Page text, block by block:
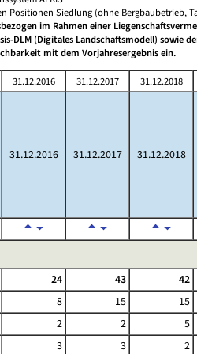
Positionen Siedlung (ohne Bergbaubetrieb,
im Rahmen einer
DLM (Digitales Landschaftsmodell)
mit dem Vorjahresergebnis ein.
31.12.2016 31.12.2017 31.12.2018
31.12.2016 31.12.2017 31.12.2018
24 43 42
8 15 15
2 2 5
3 3 2